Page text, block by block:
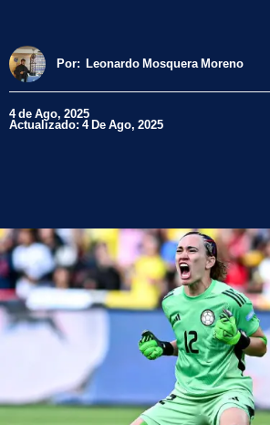
Por: Leonardo Mosquera Moreno
4 de Ago, 2025
Actualizado: 4 De Ago, 2025